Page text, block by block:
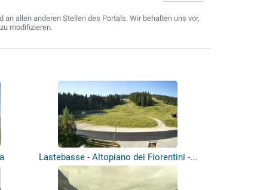
allen anderen Stellen des Portals. Wir behalten uns vor,
modifizieren.
Lastebasse - Altopiano dei Fiorentini -...